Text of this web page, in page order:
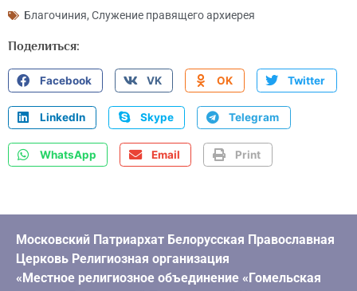
Благочиния, Служение правящего архиерея
Поделиться:
Facebook VK OK Twitter
LinkedIn Skype Telegram
WhatsApp Email Print
Московский Патриархат Белорусская Православная
Церковь Религиозная организация
«Местное религиозное объединение «Гомельская